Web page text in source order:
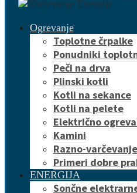
Ogrevanje
Toplotne črpalke
Ponudniki
Peči na drva
Plinski kotli
Kotli na sekance
Kotli na pelete
Električno
Kamini
Razno-
Primeri dobre
ENERGIJA
Sončne